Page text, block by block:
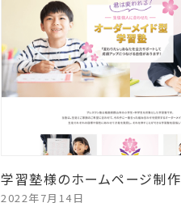
学習塾様のホームページ制作
2022年7月14日